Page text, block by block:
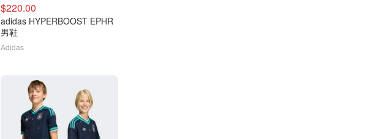
$220.00
adidas HYPERBOOST EPHR
男鞋
Adidas